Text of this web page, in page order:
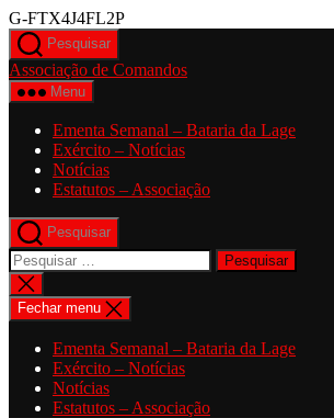
G-FTX4J4FL2PSaltar
conteúdo
Pesquisar
Associação de Comandos
Menu
Ementa Semanal – Bataria da Lage
Exército – Notícias
Notícias
Estatutos – Associação
Pesquisar
Pesquisar
por:
Fechar
pesquisa
Fechar menu
Ementa Semanal – Bataria da Lage
Exército – Notícias
Notícias
Estatutos – Associação